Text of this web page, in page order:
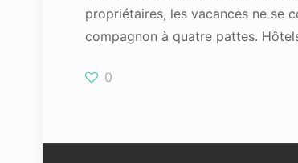
propriétaires, les vacances ne se
compagnon à quatre pattes.
0